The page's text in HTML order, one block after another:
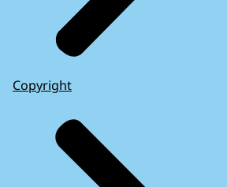
Copyright